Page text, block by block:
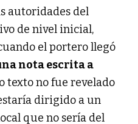
autoridades del
de nivel inicial,
el portero llegó
nota escrita a
texto no fue revelado
dirigido a un
que no sería del